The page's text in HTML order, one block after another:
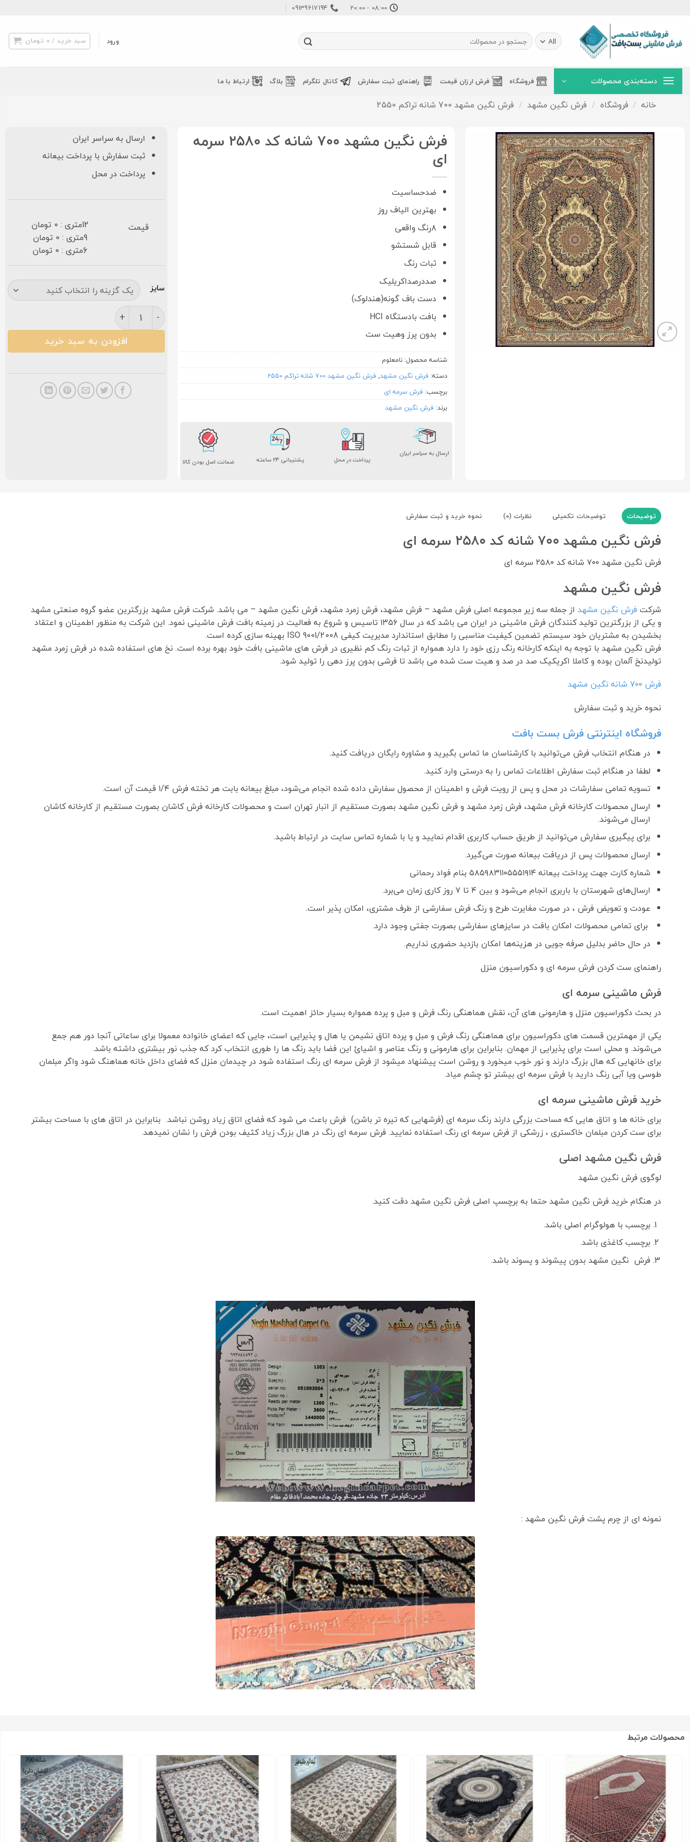
content
08:00 - 20:00
09139617194
جستجو
برای:
ورود سبد خرید / 0 تومان
دسته‌بندی محصولات فروشگاه فرش ارزان قیمت راهنمای ثبت سفارش کانال تلگرام بلاگ ارتباط با ما
خانه / فروشگاه / فرش نگین مشهد / فرش نگین مشهد 700 شانه تراکم 2550
فرش نگین مشهد ۷۰۰ شانه کد ۲۵۸۰ سرمه
ای
ضدحساسیت
بهترین الیاف روز
۸رنگ واقعی
قابل شستشو
ثبات رنگ
صددرصداکریلیک
دست باف گونه(هندلوک)
بافت بادستگاه HCI
بدون پرز وهیت ست
شناسه محصول: نامعلوم
دسته: فرش نگین مشهد, فرش نگین مشهد 700 شانه تراکم 2550
برچسب: فرش سرمه ای
برند: فرش نگین مشهد
ارسال به سراسر ایران
پرداخت در محل پشتیبانی ۲۴ ساعته ضمانت اصل بودن کالا
ارسال به سراسر ایران
ثبت سفارش با پرداخت بیعانه
پرداخت در محل
قیمت
12متری : 0 تومان
9متری : 0 تومان
6متری : 0 تومان
سایز
فرش نگین مشهد ۷۰۰ شانه کد ۲۵۸۰ سرمه ای عدد
افزودن به سبد خرید
توضیحات توضیحات تکمیلی نظرات (0) نحوه خرید و ثبت سفارش
فرش نگین مشهد ۷۰۰ شانه کد ۲۵۸۰ سرمه ای
فرش نگین مشهد ۷۰۰ شانه کد ۲۵۸۰ سرمه ای
فرش نگین مشهد
شرکت فرش نگین مشهد از جمله سه زیر مجموعه اصلی فرش مشهد – فرش مشهد، فرش زمرد مشهد، فرش نگین مشهد – می باشد. شرکت فرش مشهد بزرگترین عضو گروه صنعتی مشهد
و یکی از بزرگترین تولید کنندگان فرش ماشینی در ایران می باشد که در سال ۱۳۵۶ تاسیس و شروع به فعالیت در زمینه بافت فرش ماشینی نمود. این شرکت به منظور اطمینان و اعتقاد
بخشیدن به مشتریان خود سیستم تضمین کیفیت مناسبی را مطابق استاندارد مدیریت کیفی ISO 9001/2008 بهینه سازی کرده است.
فرش نگین مشهد با توجه به اینکه کارخانه رنگ رزی خود را دارد همواره از ثبات رنگ کم نظیری در فرش های ماشینی بافت خود بهره برده است. نخ های استفاده شده در فرش زمرد مشهد
تولیدنخ آلمان بوده و کاملا اکریکیک صد در صد و هیت ست شده می باشد تا فرشی بدون پرز دهی را تولید شود.
فرش ٧٠٠ شانه نگین مشهد
نحوه خرید و ثبت سفارش
فروشگاه اینترنتی فرش بست بافت
در هنگام انتخاب فرش می‌توانید با کارشناسان ما تماس بگیرید و مشاوره رایگان دریافت کنید.
لطفا در هنگام ثبت سفارش اطلاعات تماس را به درستی وارد کنید.
تسویه تمامی سفارشات در محل و پس از رویت فرش و اطمینان از محصول سفارش داده شده انجام می‌شود، مبلغ بیعانه بابت هر تخته فرش ۱/۴ قیمت آن است.
ارسال محصولات کارخانه فرش مشهد، فرش زمرد مشهد و فرش نگین مشهد بصورت مستقیم از انبار تهران است و محصولات کارخانه فرش کاشان بصورت مستقیم از کارخانه کاشان
ارسال می‌شوند.
برای پیگیری سفارش می‌توانید از طریق حساب کاربری اقدام نمایید و یا با شماره تماس سایت در ارتباط باشید.
ارسال محصولات پس از دریافت بیعانه صورت می‌گیرد.
شماره کارت جهت پرداخت بیعانه ۵۸۵۹۸۳۱۱۰۵۵۵۱۹۱۴ بنام فواد رحمانی
ارسال‌های شهرستان با باربری انجام می‌شود و بین ۴ تا ۷ روز کاری زمان می‌برد.
عودت و تعویض فرش ، در صورت مغایرت طرح و رنگ فرش سفارشی از طرف مشتری، امکان پذیر است.
برای تمامی محصولات امکان بافت در سایزهای سفارشی بصورت جفتی وجود دارد.
در حال حاضر بدلیل صرفه جویی در هزینه‌ها امکان بازدید حضوری نداریم.
راهنمای ست کردن فرش سرمه ای و دکوراسیون منزل
فرش ماشینی سرمه ای
در بحث دکوراسیون منزل و هارمونی های آن، نقش هماهنگی رنگ فرش و مبل و پرده همواره بسیار حائز اهمیت است.
یکی از مهمترین قسمت های دکوراسیون برای هماهنگی رنگ فرش و مبل و پرده اتاق نشیمن یا هال و پذیرایی است، جایی که اعضای خانواده معمولا برای ساعاتی آنجا دور هم جمع
می‌شوند. و محلی است برای پذیرایی از مهمان. بنابراین برای هارمونی و رنگ عناصر و اشیائ این فضا باید رنگ ها را طوری انتخاب کرد که جذب نور بیشتری داشته باشد.
برای خانهایی که هال بزرگ دارند و نور خوب میخورد و روشن است پیشنهاد میشود از فرش سرمه ای رنگ استفاده شود در چیدمان منزل که فضای داخل خانه هماهنگ شود واگر مبلمان
طوسی ویا آبی رنگ دارید با فرش سرمه ای بیشتر تو چشم میاد.
خرید فرش ماشینی سرمه ای
برای خانه ها و اتاق هایی که مساحت بزرگی دارند رنگ سرمه ای (فرشهایی که تیره تر باشن) فرش باعث می شود که فضای اتاق زیاد روشن نباشد. بنابراین در اتاق های با مساحت بیشتر
برای ست کردن مبلمان خاکستری ، زرشکی از فرش سرمه ای رنگ استفاده نمایید. فرش سرمه ای رنگ در هال بزرگ زیاد کثیف بودن فرش را نشان نمیدهد.
فرش نگین مشهد اصلی
لوگوی فرش نگین مشهد
در هنگام خرید فرش نگین مشهد حتما به برچسپ اصلی فرش نگین مشهد دقت کنید.
برچسب با هولوگرام اصلی باشد.
برچسب کاغذی باشد.
فرش نگین مشهد بدون پیشوند و پسوند باشد.
نمونه ای از چرم پشت فرش نگین مشهد :
محصولات مرتبط